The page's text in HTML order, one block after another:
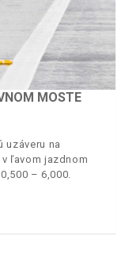
MOSTE
uzáveru na
ľavom jazdnom
– 6,000.